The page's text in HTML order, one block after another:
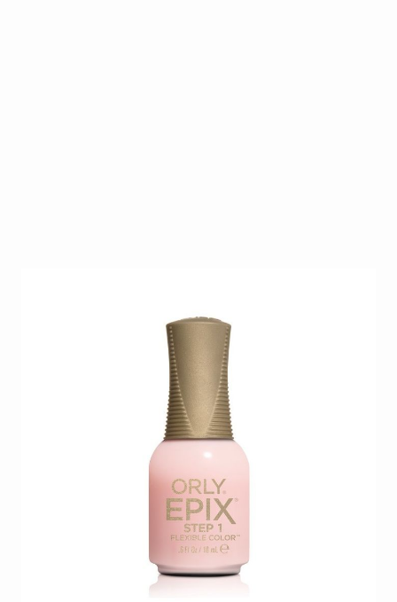
PIX Flexible colors. Langhoudende formule met
smudge-fixing technology. De nagellak hard uit als
een gellak zonder het gebruik van een UV/LED lamp.
Breng eenvoudig een van de verschillende flexible
kleuren aan en daarna de flexible sealcoat.De
nagellak blijft langer dan een week perfect zitten en
is gemakkelijk te verwijderen met remover.Stap 1
Flexible Color NagellakZorg dat de nagels gereinigd
en droog zijn. Begin met een van de flexible colors.
Breng voor het beste resultaat nog een tweede laag
aan. Stap 2 Flexible Sealcoat NagellakVoor het
afsluiten van de eerste laag en een langdurig